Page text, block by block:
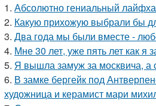
1. Абсолютно гениальный
2. Какую прихожую выбрали бы
3. Два года мы были вместе -
4. Мне 30 лет, уже пять лет как
5. Я вышла замуж за москвича, а
6. В замке бергейк под
художница и керамист мари